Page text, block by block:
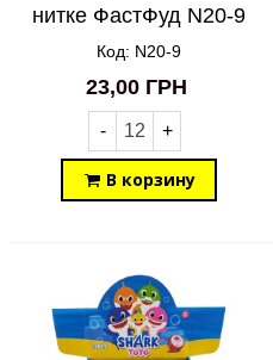
нитке ФастФуд N20-9
Код: N20-9
23,00 ГРН
- +
В корзину